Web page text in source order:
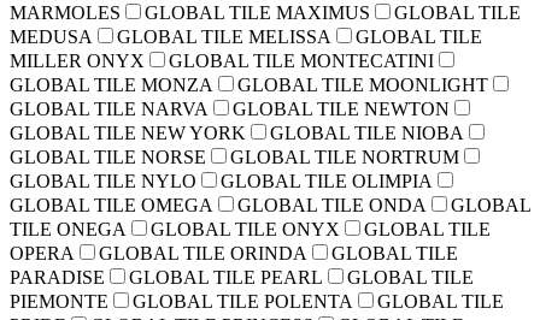
MARMOLES
GLOBAL TILE MAXIMUS
GLOBAL TILE
MEDUSA
GLOBAL TILE MELISSA
GLOBAL TILE
MILLER ONYX
GLOBAL TILE MONTECATINI
GLOBAL TILE MONZA
GLOBAL TILE MOONLIGHT
GLOBAL TILE NARVA
GLOBAL TILE NEWTON
GLOBAL TILE NEW YORK
GLOBAL TILE NIOBA
GLOBAL TILE NORSE
GLOBAL TILE NORTRUM
GLOBAL TILE NYLO
GLOBAL TILE OLIMPIA
GLOBAL TILE OMEGA
GLOBAL TILE ONDA
GLOBAL
TILE ONEGA
GLOBAL TILE ONYX
GLOBAL TILE
OPERA
GLOBAL TILE ORINDA
GLOBAL TILE
PARADISE
GLOBAL TILE PEARL
GLOBAL TILE
PIEMONTE
GLOBAL TILE POLENTA
GLOBAL TILE